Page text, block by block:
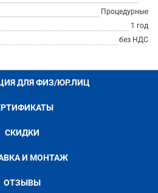
Процедурные
1 год
без НДС
ДЛЯ ФИЗ/ЮР.ЛИЦ
СКИДКИ
И МОНТАЖ
ОТЗЫВЫ